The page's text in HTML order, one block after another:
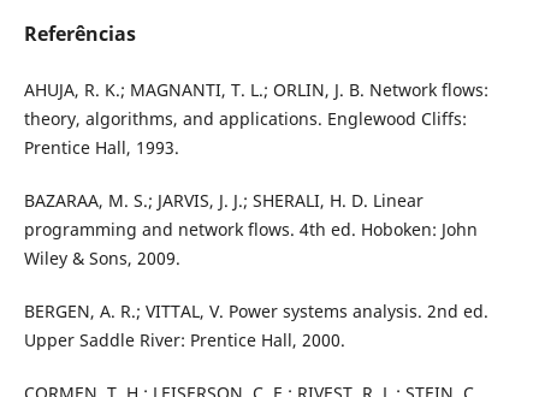
Referências
AHUJA, R. K.; MAGNANTI, T. L.; ORLIN, J. B. Network flows:
theory, algorithms, and applications. Englewood Cliffs:
Prentice Hall, 1993.
BAZARAA, M. S.; JARVIS, J. J.; SHERALI, H. D. Linear
programming and network flows. 4th ed. Hoboken: John
Wiley & Sons, 2009.
BERGEN, A. R.; VITTAL, V. Power systems analysis. 2nd ed.
Upper Saddle River: Prentice Hall, 2000.